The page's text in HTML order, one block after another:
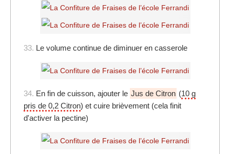
33. Le volume continue de diminuer en casserole
34. En fin de cuisson, ajouter le Jus de Citron (10 g
pris de 0,2 Citron) et cuire brièvement (cela finit
d'activer la pectine)